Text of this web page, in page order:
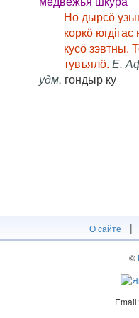
Но дырсӧ
коркӧ
кусӧ зэвтны.
тувъялӧ. Е.
удм. гондыр ку
О сайте |
©
Email: